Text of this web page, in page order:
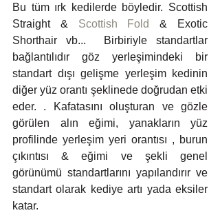
Bu tüm ırk kedilerde böyledir. Scottish
Straight & Scottish Fold
& Exotic
Shorthair vb...  Birbiriyle standartlar
bağlantılıdır göz yerleşimindeki bir
standart dışı gelişme yerleşim kedinin
diğer yüz orantı şeklinede doğrudan etki
eder. . Kafatasını oluşturan ve gözle
görülen alın eğimi, yanakların yüz
profilinde yerleşim yeri orantısı , burun
çıkıntısı & eğimi ve şekli genel
görünümü standartlarını yapılandırır ve
standart olarak kediye artı yada eksiler
katar.